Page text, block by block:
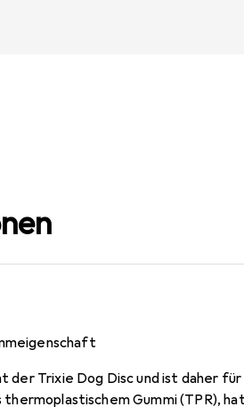
der Trixie Dog Disc und ist daher
Gummi (TPR),